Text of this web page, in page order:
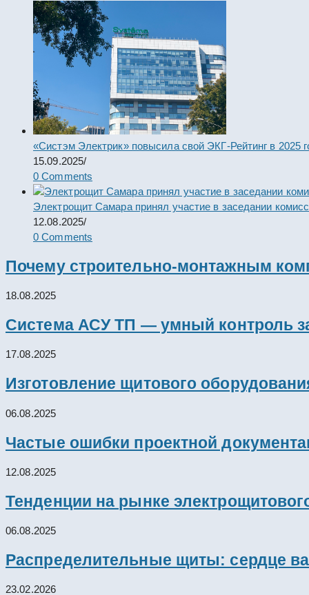
«Систэм Электрик» повысила свой ЭКГ-Рейтинг в 2025
15.09.2025/
0 Comments
Электрощит Самара принял участие в заседании
12.08.2025/
0 Comments
Почему строительно-монтажным
18.08.2025
Система АСУ ТП — умный контроль
17.08.2025
Изготовление щитового
06.08.2025
Частые ошибки проектной
12.08.2025
Тенденции на рынке
06.08.2025
Распределительные щиты: сердце
23.02.2026